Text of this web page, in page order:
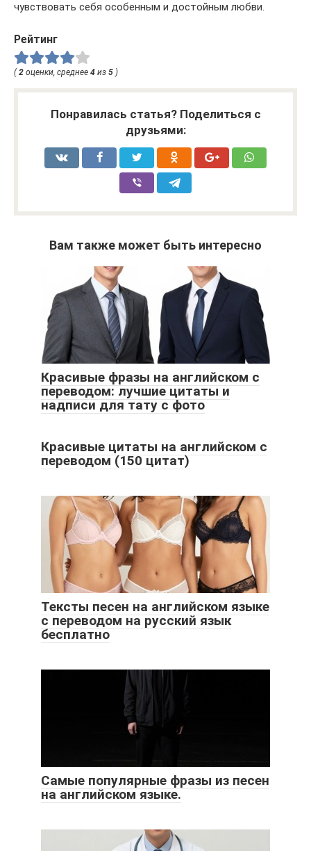
чувствовать себя особенным и достойным любви.
Рейтинг
(2 оценки, среднее 4 из 5 )
Понравилась статья? Поделиться с
друзьями:
Вам также может быть интересно
Красивые фразы на английском с
переводом: лучшие цитаты и
надписи для тату с фото
Красивые цитаты на английском с
переводом (150 цитат)
Тексты песен на английском языке
с переводом на русский язык
бесплатно
Самые популярные фразы из песен
на английском языке.